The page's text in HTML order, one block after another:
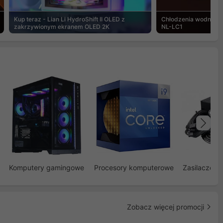
Kup teraz - Lian Li HydroShift II OLED z
zakrzywionym ekranem OLED 2K
Chłodzenia wodne
NL-LC1
Komputery gamingowe Procesory komputerowe Zasilacze
Zobacz więcej promocji